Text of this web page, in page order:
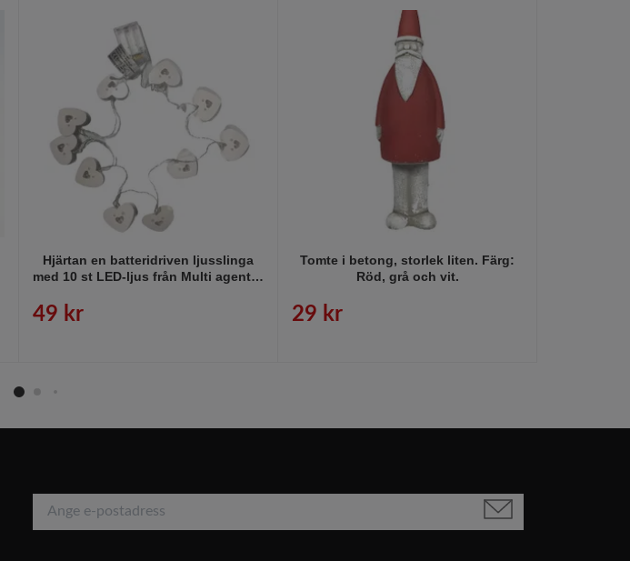
Hjärtan en batteridriven ljusslinga
med 10 st LED-ljus från Multi agentur
49 kr
Tomte i betong, storlek liten. Färg:
Röd, grå och vit.
29 kr